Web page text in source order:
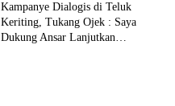
Kampanye Dialogis di Teluk
Keriting, Tukang Ojek : Saya
Dukung Ansar Lanjutkan